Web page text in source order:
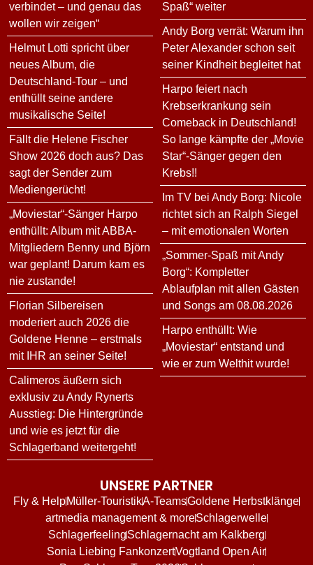
verbindet – und genau das
wollen wir zeigen“
Helmut Lotti spricht über
neues Album, die
Deutschland-Tour – und
enthüllt seine andere
musikalische Seite!
Fällt die Helene Fischer
Show 2026 doch aus? Das
sagt der Sender zum
Mediengerücht!
„Moviestar“-Sänger Harpo
enthüllt: Album mit ABBA-
Mitgliedern Benny und Björn
war geplant! Darum kam es
nie zustande!
Florian Silbereisen
moderiert auch 2026 die
Goldene Henne – erstmals
mit IHR an seiner Seite!
Calimeros äußern sich
exklusiv zu Andy Rynerts
Ausstieg: Die Hintergründe
und wie es jetzt für die
Schlagerband weitergeht!
Spaß“ weiter
Andy Borg verrät: Warum ihn
Peter Alexander schon seit
seiner Kindheit begleitet hat
Harpo feiert nach
Krebserkrankung sein
Comeback in Deutschland!
So lange kämpfte der „Movie
Star“-Sänger gegen den
Krebs!!
Im TV bei Andy Borg: Nicole
richtet sich an Ralph Siegel
– mit emotionalen Worten
„Sommer-Spaß mit Andy
Borg“: Kompletter
Ablaufplan mit allen Gästen
und Songs am 08.08.2026
Harpo enthüllt: Wie
„Moviestar“ entstand und
wie er zum Welthit wurde!
UNSERE PARTNER
Fly & HelpMüller-TouristikA-TeamsGoldene Herbstklänge
artmedia management & moreSchlagerwelle
SchlagerfeelingSchlagernacht am Kalkberg
Sonia Liebing FankonzertVogtland Open Air